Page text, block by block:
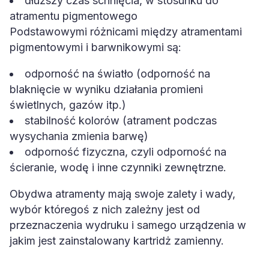
atramentu pigmentowego
Podstawowymi różnicami między atramentami
pigmentowymi i barwnikowymi są:
odporność na światło (odporność na
blaknięcie w wyniku działania promieni
świetlnych, gazów itp.)
stabilność kolorów (atrament podczas
wysychania zmienia barwę)
odporność fizyczna, czyli odporność na
ścieranie, wodę i inne czynniki zewnętrzne.
Obydwa atramenty mają swoje zalety i wady,
wybór któregoś z nich zależny jest od
przeznaczenia wydruku i samego urządzenia w
jakim jest zainstalowany kartridż zamienny.